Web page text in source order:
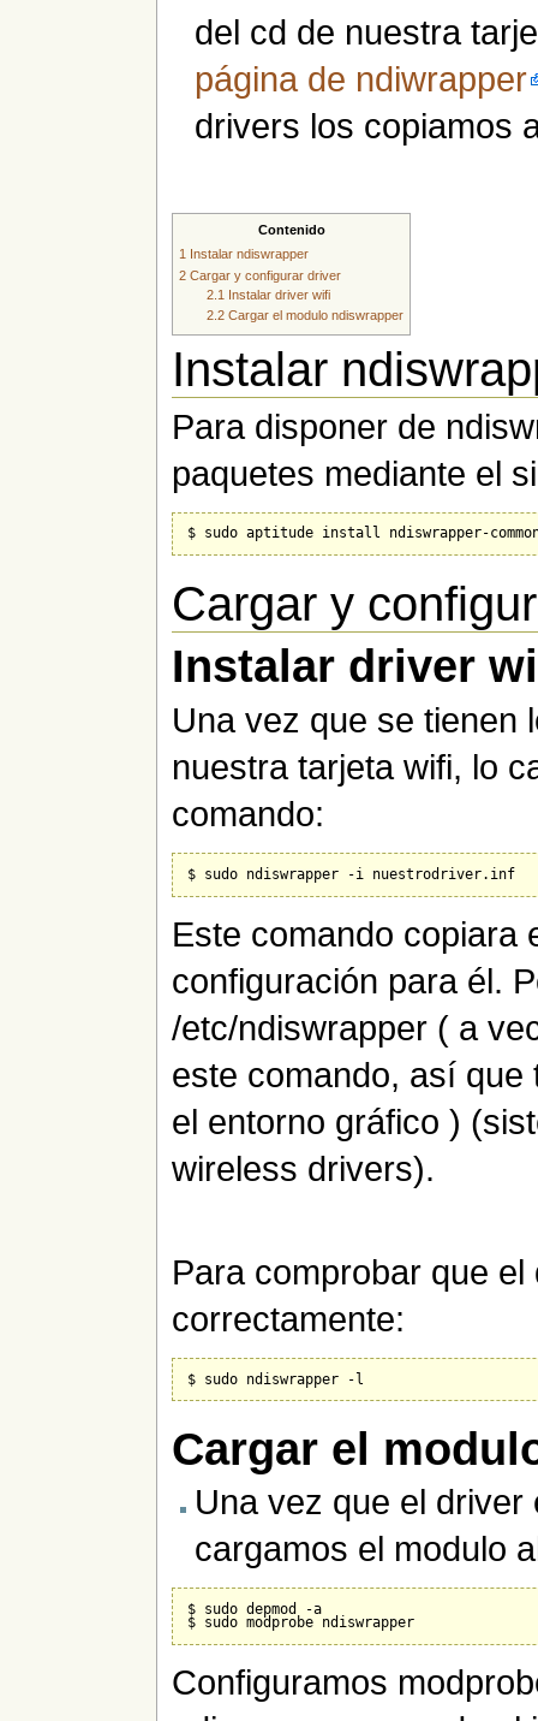
del cd de nuestra
página de ndiwrapper
drivers los copiamos
Contenido
1 Instalar ndiswrapper
2 Cargar y configurar driver
2.1 Instalar driver wifi
2.2 Cargar el modulo ndiswrapper
Instalar
Para disponer de
paquetes mediante el
Cargar y
Instalar driver
Una vez que se tienen
nuestra tarjeta wifi, lo
comando:
Este comando copiara
configuración para él.
/etc/ndiswrapper ( a
este comando, así que
el entorno gráfico )
wireless drivers).
Para comprobar que
correctamente:
Cargar el
Una vez que el
cargamos el modulo
$ sudo depmod -a
Configuramos